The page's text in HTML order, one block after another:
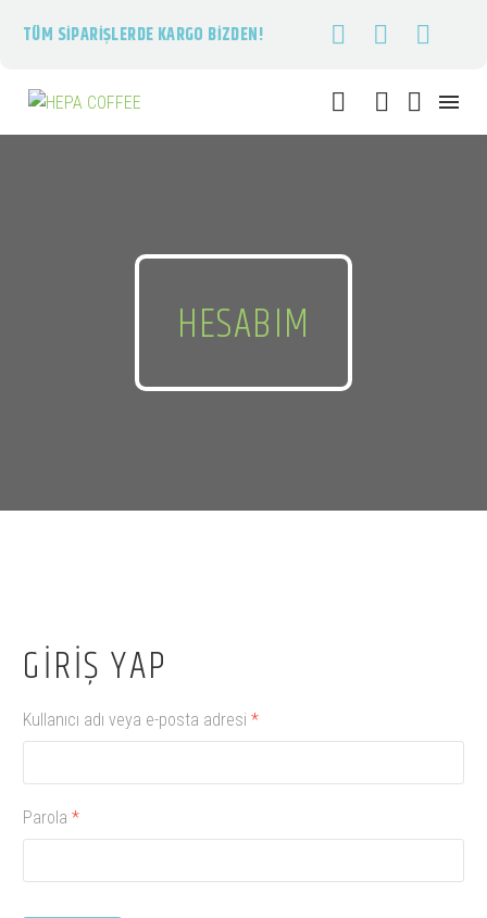
TÜM SIPARIŞLERDE KARGO BIZDEN!
HESABIM
GIRIŞ YAP
Kullanıcı adı veya e-posta adresi *Gerekli
Parola *Gerekli